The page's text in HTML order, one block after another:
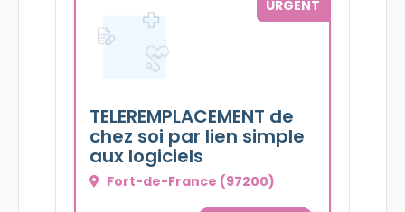
URGENT
TELEREMPLACEMENT de
chez soi par lien simple
aux logiciels
Fort-de-France (97200)